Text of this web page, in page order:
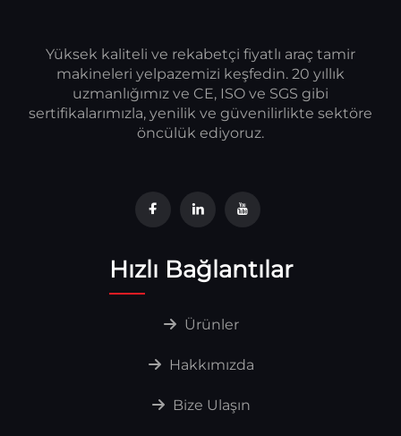
Yüksek kaliteli ve rekabetçi fiyatlı araç tamir
makineleri yelpazemizi keşfedin. 20 yıllık
uzmanlığımız ve CE, ISO ve SGS gibi
sertifikalarımızla, yenilik ve güvenilirlikte sektöre
öncülük ediyoruz.
Hızlı Bağlantılar
Ürünler
Hakkımızda
Bize Ulaşın